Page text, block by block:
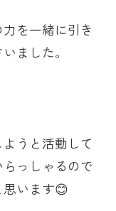
を一緒に引き
ました。
うと活動して
っしゃるので
います😊